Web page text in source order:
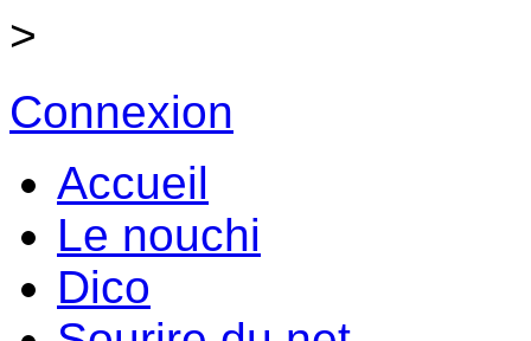
>
Connexion
Accueil
Le nouchi
Dico